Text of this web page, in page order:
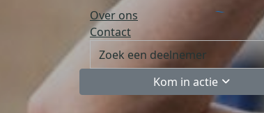
Over ons
Contact
Kom in actie